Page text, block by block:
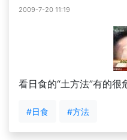
2009-7-20 11:19
看日食的“土方法”有的很
#日食 #方法